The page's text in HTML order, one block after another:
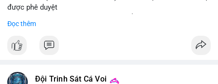
được phê duyệt
trình
#vlikevn #titanbot
Đọc thêm
Đội Trinh Sát Cá Voi